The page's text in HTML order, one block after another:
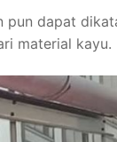
pun dapat
material kayu.